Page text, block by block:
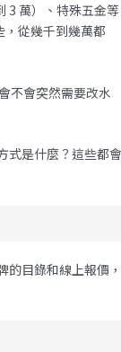
3 萬）、特殊五金等
從幾千到幾萬都
不會突然需要改水
式是什麼？這些都
的目錄和線上報價